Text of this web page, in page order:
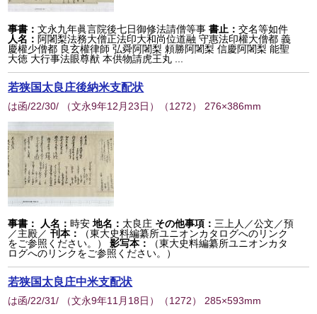
事書：文永九年眞言院後七日御修法請僧等事 書止：交名等如件
人名： 阿闍梨法務大僧正法印大和尚位道融 守惠法印權大僧都 義
慶權少僧都 良玄權律師 弘舜阿闍梨 頼勝阿闍梨 信慶阿闍梨 能聖
大徳 大行事法眼尊猷 本供物請虎王丸 ...
若狭国太良庄後納米支配状
は函/22/30/ （文永9年12月23日） （1272） 276×386mm
事書： 人名：時安 地名： 太良庄 その他事項： 三上人／公文／預
／主殿／ 刊本：
（東大史料編纂所ユニオンカタログへのリンク
をご参照ください。）
影写本：
（東大史料編纂所ユニオンカタ
ログへのリンクをご参照ください。）
若狭国太良庄中米支配状
は函/22/31/ （文永9年11月18日） （1272） 285×593mm